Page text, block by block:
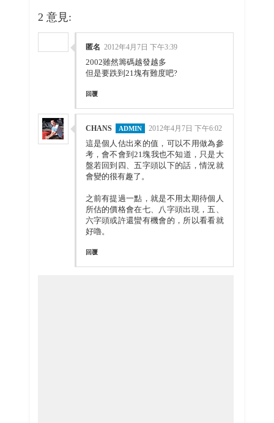
2 意見:
匿名 2012年4月7日 下午3:39
2002雖然籌碼越發越多
但是要跌到21塊有難度吧?
回覆
CHANS 2012年4月7日 下午6:02
這是個人估出來的值，可以不用做為參
考，會不會到21塊我也不知道，只是大
盤若回到四、五字頭以下的話，情況就
會變的很有趣了。
之前有提過一點，就是不用太期待個人
所估的價格會在七、八字頭出現，五、
六字頭或許還蠻有機會的，所以看看就
好嚕。
回覆